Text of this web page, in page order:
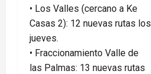
•⁠ ⁠Los Valles (cercano a Ke
Casas 2): 12 nuevas rutas los
jueves.
•⁠ ⁠Fraccionamiento Valle de
las Palmas: 13 nuevas rutas